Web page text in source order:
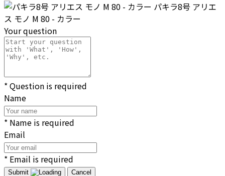
パキラ8号 アリエ
ス モノ M 80 - カラー
Your question
* Question is required
Name
* Name is required
Email
* Email is required
Submit Cancel